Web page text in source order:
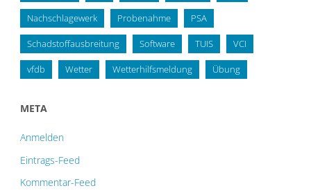
Nachschlagewerk Probenahme PSA
Schadstoffausbreitung Software TUIS VCI
vfdb Wetter Wetterhilfsmeldung Übung
META
Anmelden
Eintrags-Feed
Kommentar-Feed